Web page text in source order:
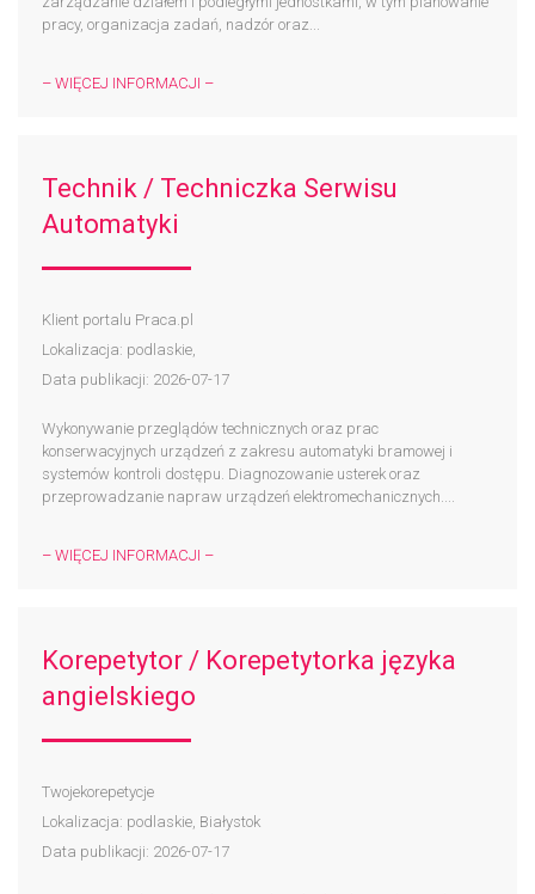
pracy, organizacja zadań, nadzór oraz...
– WIĘCEJ INFORMACJI –
Technik / Techniczka Serwisu
Automatyki
Klient portalu Praca.pl
Lokalizacja: podlaskie,
Data publikacji: 2026-07-17
Wykonywanie przeglądów technicznych oraz prac
konserwacyjnych urządzeń z zakresu automatyki bramowej i
systemów kontroli dostępu. Diagnozowanie usterek oraz
przeprowadzanie napraw urządzeń elektromechanicznych....
– WIĘCEJ INFORMACJI –
Korepetytor / Korepetytorka języka
angielskiego
Twojekorepetycje
Lokalizacja: podlaskie, Białystok
Data publikacji: 2026-07-17